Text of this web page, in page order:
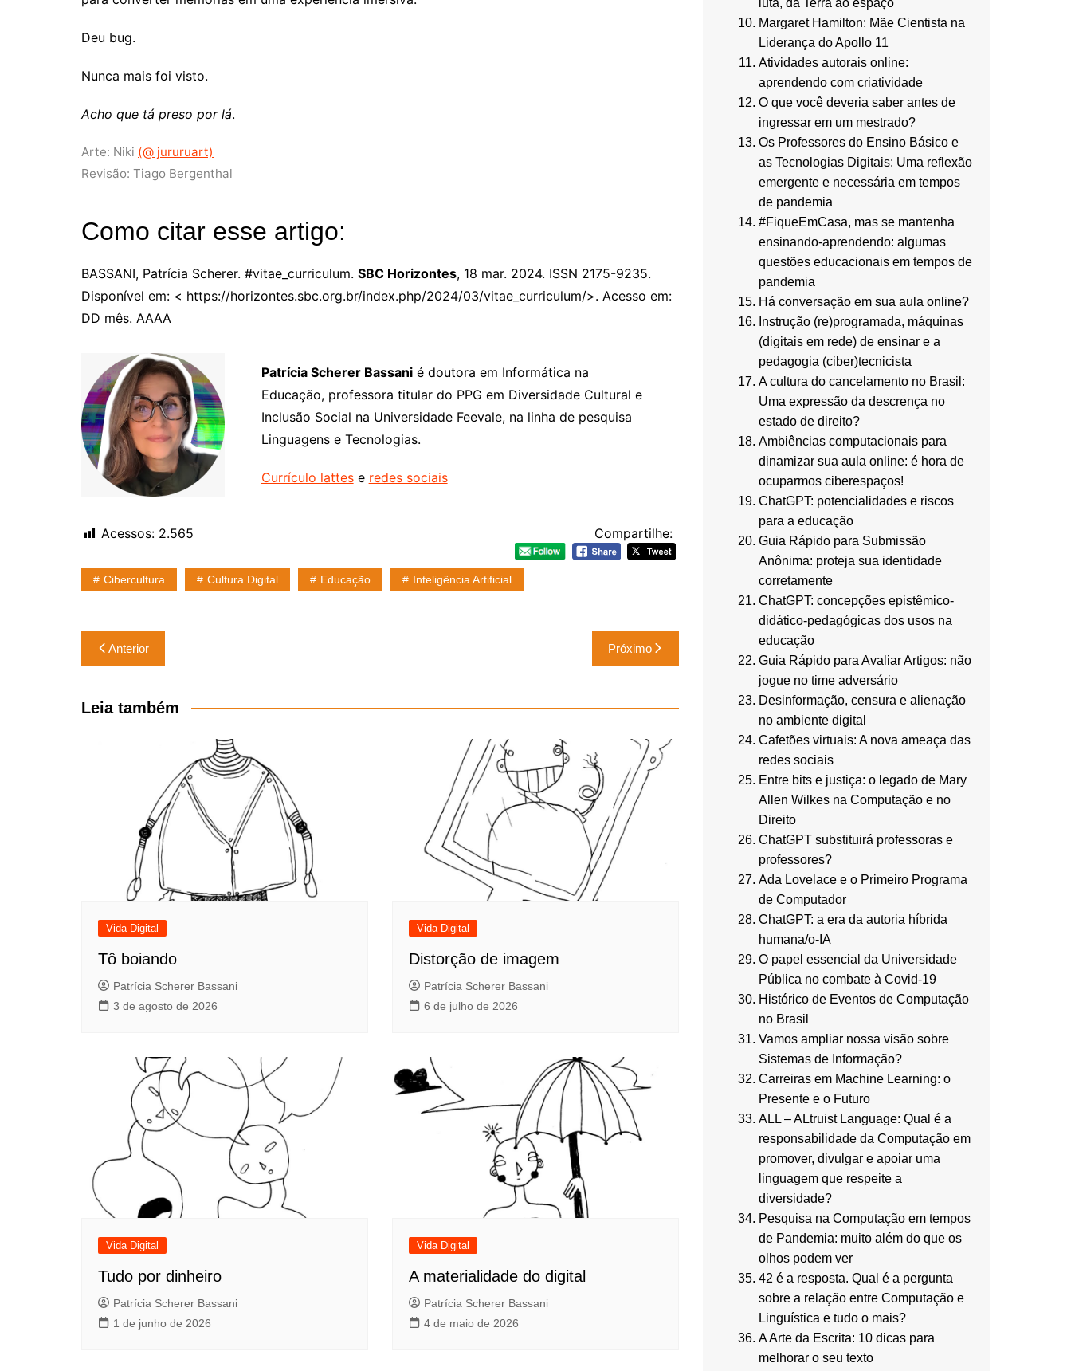
Deu bug.
Nunca mais foi visto.
Acho que tá preso por lá.
Arte: Niki (@ jururuart)
Revisão: Tiago Bergenthal
Como citar esse artigo:
BASSANI, Patrícia Scherer. #vitae_curriculum. SBC Horizontes, 18 mar. 2024. ISSN 2175-9235.
Disponível em: < https://horizontes.sbc.org.br/index.php/2024/03/vitae_curriculum/>. Acesso em:
DD mês. AAAA
Patrícia Scherer Bassanié doutora em Informática na
Educação, professora titular do PPG em Diversidade Cultural e
Inclusão Social na Universidade Feevale, na linha de pesquisa
Linguagens e Tecnologias.
Currículo lattese redes sociais
Compartilhe:
Acessos: 2.565
Cibercultura Cultura Digital Educação Inteligência Artificial
Navegação
de
Post
Anterior Próximo
Leia também
Vida Digital
Tô boiando
Patrícia Scherer Bassani
3 de agosto de 2026
Vida Digital
Distorção de imagem
Patrícia Scherer Bassani
6 de julho de 2026
Vida Digital
Tudo por dinheiro
Patrícia Scherer Bassani
1 de junho de 2026
Vida Digital
A materialidade do digital
Patrícia Scherer Bassani
4 de maio de 2026
luta, da Terra ao espaço
Margaret Hamilton: Mãe Cientista na
Liderança do Apollo 11
Atividades autorais online:
aprendendo com criatividade
O que você deveria saber antes de
ingressar em um mestrado?
Os Professores do Ensino Básico e
as Tecnologias Digitais: Uma reflexão
emergente e necessária em tempos
de pandemia
#FiqueEmCasa, mas se mantenha
ensinando-aprendendo: algumas
questões educacionais em tempos de
pandemia
Há conversação em sua aula online?
Instrução (re)programada, máquinas
(digitais em rede) de ensinar e a
pedagogia (ciber)tecnicista
A cultura do cancelamento no Brasil:
Uma expressão da descrença no
estado de direito?
Ambiências computacionais para
dinamizar sua aula online: é hora de
ocuparmos ciberespaços!
ChatGPT: potencialidades e riscos
para a educação
Guia Rápido para Submissão
Anônima: proteja sua identidade
corretamente
ChatGPT: concepções epistêmico-
didático-pedagógicas dos usos na
educação
Guia Rápido para Avaliar Artigos: não
jogue no time adversário
Desinformação, censura e alienação
no ambiente digital
Cafetões virtuais: A nova ameaça das
redes sociais
Entre bits e justiça: o legado de Mary
Allen Wilkes na Computação e no
Direito
ChatGPT substituirá professoras e
professores?
Ada Lovelace e o Primeiro Programa
de Computador
ChatGPT: a era da autoria híbrida
humana/o-IA
O papel essencial da Universidade
Pública no combate à Covid-19
Histórico de Eventos de Computação
no Brasil
Vamos ampliar nossa visão sobre
Sistemas de Informação?
Carreiras em Machine Learning: o
Presente e o Futuro
ALL – ALtruist Language: Qual é a
responsabilidade da Computação em
promover, divulgar e apoiar uma
linguagem que respeite a
diversidade?
Pesquisa na Computação em tempos
de Pandemia: muito além do que os
olhos podem ver
42 é a resposta. Qual é a pergunta
sobre a relação entre Computação e
Linguística e tudo o mais?
A Arte da Escrita: 10 dicas para
melhorar o seu texto